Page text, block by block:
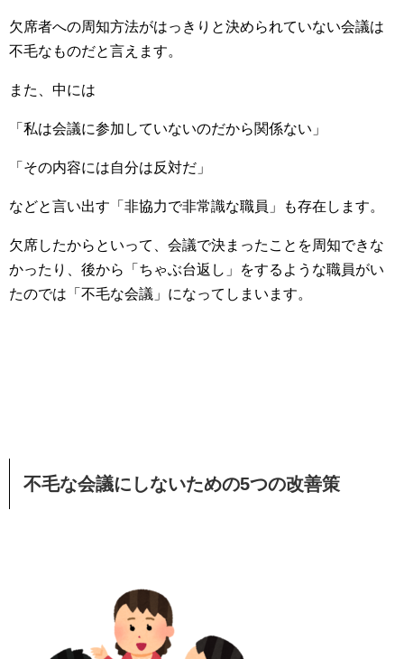
欠席者への周知方法がはっきりと決められていない会議は
不毛なものだと言えます。
また、中には
「私は会議に参加していないのだから関係ない」
「その内容には自分は反対だ」
などと言い出す「非協力で非常識な職員」も存在します。
欠席したからといって、会議で決まったことを周知できな
かったり、後から「ちゃぶ台返し」をするような職員がい
たのでは「不毛な会議」になってしまいます。
不毛な会議にしないための5つの改善策